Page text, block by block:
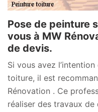
Pose de peinture
vous à MW
de devis.
Si vous avez
toiture, il est
Rénovation . Ce
réaliser des travaux